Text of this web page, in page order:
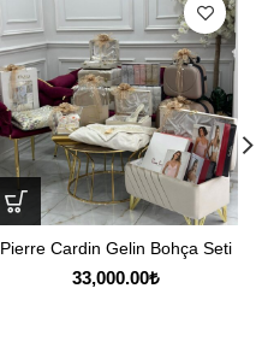
Pierre Cardin Gelin Bohça Seti
33,000.00₺